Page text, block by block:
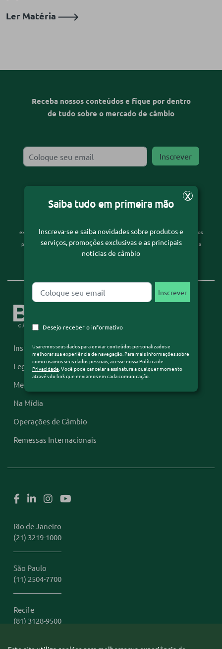
Ler Matéria
Institucional
Legislação
Mercado Financeiro
Na Mídia
Operações de Câmbio
Remessas Internacionais
Receba nossos conteúdos e fique por dentro
de tudo sobre o mercado de câmbio
Desejo receber o informativo
experiência de navegação. Para mais informações sobre como usamos seus dados
pessoais, acesse nossaPolítica de Privacidade. Você pode cancelar a assinatura a
qualquer momento através do link que enviamos em cada comunicação.
Rio de Janeiro
(21) 3219-1000
São Paulo
(11) 2504-7700
Recife
(81) 3128-9500
X
Saiba tudo em primeira mão
Inscreva-se e saiba novidades sobre produtos e
serviços, promoções exclusivas e as principais
notícias de câmbio
Desejo receber o informativo
Usaremos seus dados para enviar conteúdos personalizados e
melhorar sua experiência de navegação. Para mais informações sobre
como usamos seus dados pessoais, acesse nossaPolítica de
Privacidade. Você pode cancelar a assinatura a qualquer momento
através do link que enviamos em cada comunicação.